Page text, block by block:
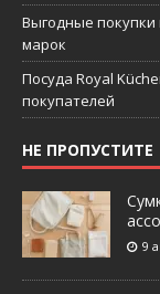
Выгодные
марок
Посуда Royal
покупателей
НЕ ПРОПУСТИТЕ
9